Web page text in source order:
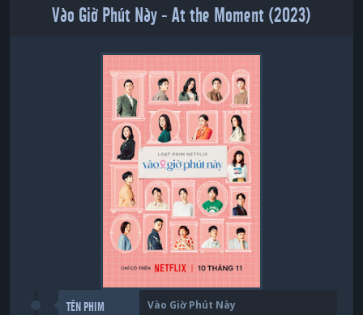
Vào Giờ Phút Này - At the Moment (2023)
TÊN PHIM Vào Giờ Phút Này